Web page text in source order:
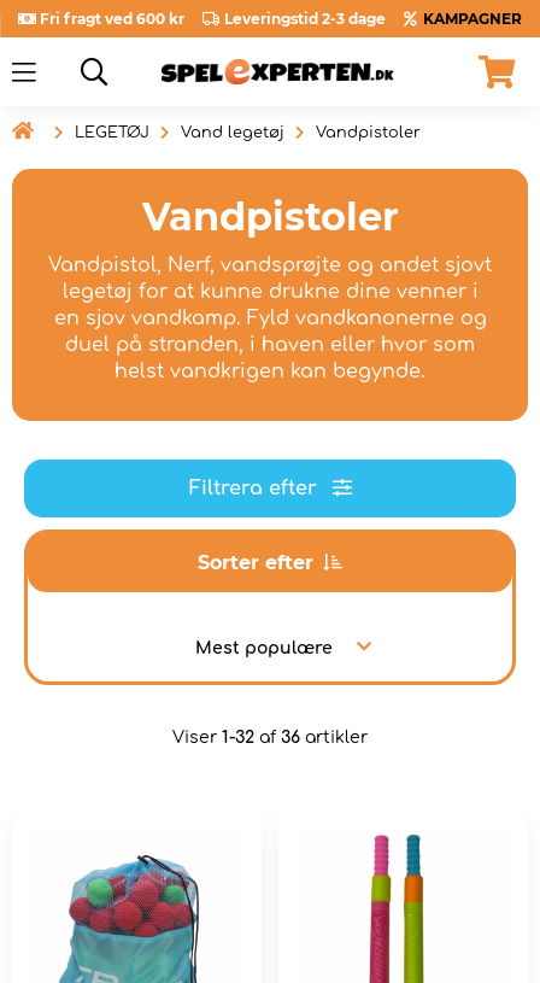
Fri fragt ved 600 kr Leveringstid 2-3 dage KAMPAGNER
 LEGETØJ Vand legetøj Vandpistoler
Vandpistoler
Vandpistol, Nerf, vandsprøjte og andet sjovt
legetøj for at kunne drukne dine venner i
en sjov vandkamp. Fyld vandkanonerne og
duel på stranden, i haven eller hvor som
helst vandkrigen kan begynde.
Filtrera efter
Sorter efter
Mest populære
Viser 1-32 af 36 artikler